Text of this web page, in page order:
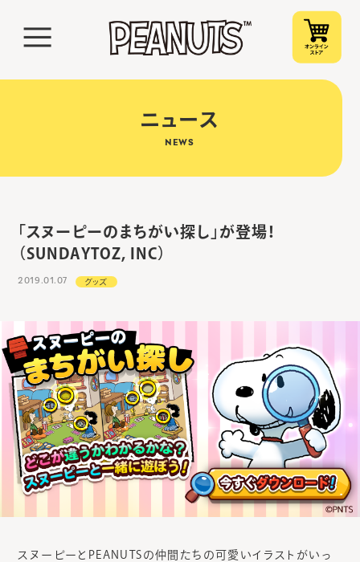
ニュース
NEWS
「スヌーピーのまちがい探し」が登場！
（SUNDAYTOZ, INC）
2019.01.07 グッズ
スヌーピーとPEANUTSの仲間たちの可愛いイラストがいっ